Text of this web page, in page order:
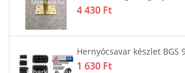
4 430 Ft
Hernyócsavar készlet BGS
1 630 Ft